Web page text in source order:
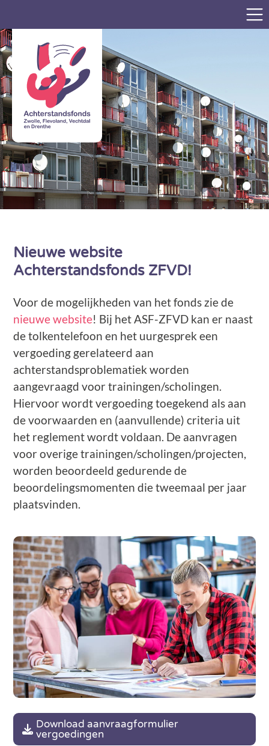
Nieuwe website
Achterstandsfonds ZFVD!
Voor de mogelijkheden van het fonds zie de
nieuwe website! Bij het ASF-ZFVD kan er naast
de tolkentelefoon en het uurgesprek een
vergoeding gerelateerd aan
achterstandsproblematiek worden
aangevraagd voor trainingen/scholingen.
Hiervoor wordt vergoeding toegekend als aan
de voorwaarden en (aanvullende) criteria uit
het reglement wordt voldaan. De aanvragen
voor overige trainingen/scholingen/projecten,
worden beoordeeld gedurende de
beoordelingsmomenten die tweemaal per jaar
plaatsvinden.
Download aanvraagformulier
vergoedingen